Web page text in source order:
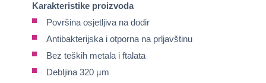
Karakteristike proizvoda
Površina osjetljiva na dodir
Antibakterijska i otporna na prljavštinu
Bez teških metala i ftalata
Debljina 320 µm